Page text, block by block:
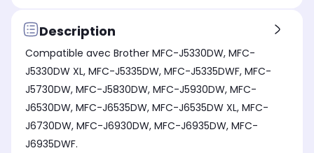
Description
Compatible avec Brother MFC-J5330DW, MFC-
J5330DW XL, MFC-J5335DW, MFC-J5335DWF, MFC-
J5730DW, MFC-J5830DW, MFC-J5930DW, MFC-
J6530DW, MFC-J6535DW, MFC-J6535DW XL, MFC-
J6730DW, MFC-J6930DW, MFC-J6935DW, MFC-
J6935DWF.